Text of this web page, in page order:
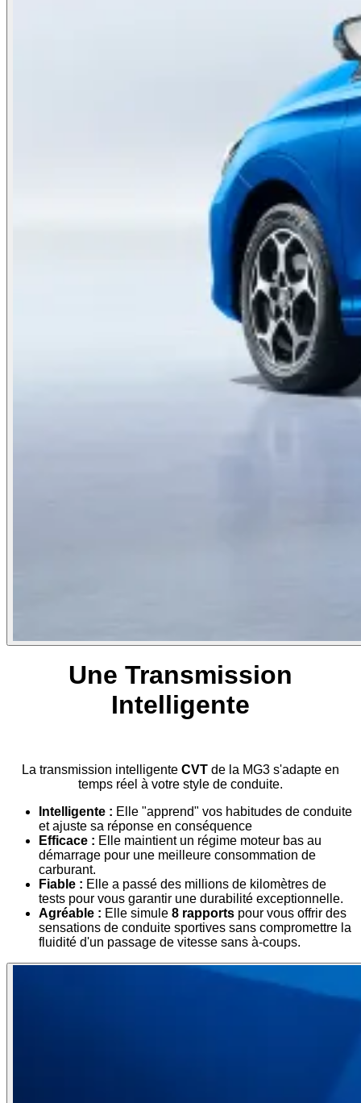
Une Transmission
Intelligente
La transmission intelligente CVT de la MG3 s'adapte en
temps réel à votre style de conduite.
Intelligente : Elle "apprend" vos habitudes de conduite
et ajuste sa réponse en conséquence
Efficace : Elle maintient un régime moteur bas au
démarrage pour une meilleure consommation de
carburant.
Fiable : Elle a passé des millions de kilomètres de
tests pour vous garantir une durabilité exceptionnelle.
Agréable : Elle simule 8 rapports pour vous offrir des
sensations de conduite sportives sans compromettre la
fluidité d'un passage de vitesse sans à-coups.